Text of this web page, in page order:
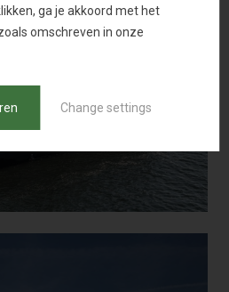
ga je akkoord met het
omschreven in onze
Change settings